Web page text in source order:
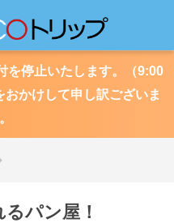
停止いたします。（9:00
かけして申し訳ございま
パン屋！